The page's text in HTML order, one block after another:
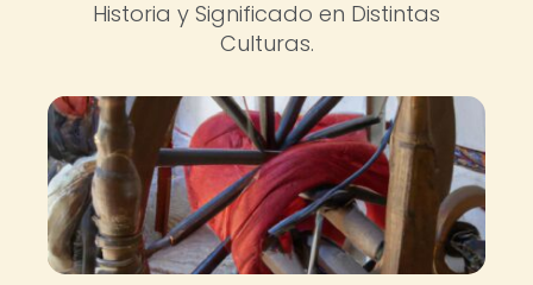
Historia y Significado en Distintas
Culturas.